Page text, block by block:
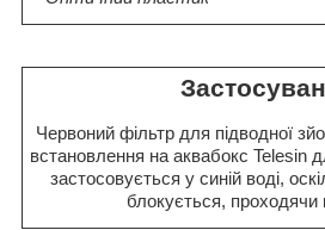
Червоний фільтр для підводної
встановлення на аквабокс Telesin
застосовується у синій воді,
блокується, проходячи